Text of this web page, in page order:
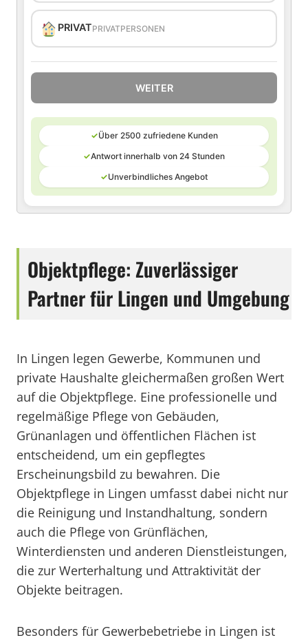
PRIVATPRIVATPERSONEN
WEITER
✓Über 2500 zufriedene Kunden
✓Antwort innerhalb von 24 Stunden
✓Unverbindliches Angebot
Objektpflege: Zuverlässiger
Partner für Lingen und Umgebung
In Lingen legen Gewerbe, Kommunen und
private Haushalte gleichermaßen großen Wert
auf die Objektpflege. Eine professionelle und
regelmäßige Pflege von Gebäuden,
Grünanlagen und öffentlichen Flächen ist
entscheidend, um ein gepflegtes
Erscheinungsbild zu bewahren. Die
Objektpflege in Lingen umfasst dabei nicht nur
die Reinigung und Instandhaltung, sondern
auch die Pflege von Grünflächen,
Winterdiensten und anderen Dienstleistungen,
die zur Werterhaltung und Attraktivität der
Objekte beitragen.
Besonders für Gewerbebetriebe in Lingen ist